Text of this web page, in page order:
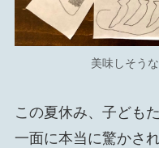
美味しそう
この夏休み、子ども
一面に本当に驚かさ